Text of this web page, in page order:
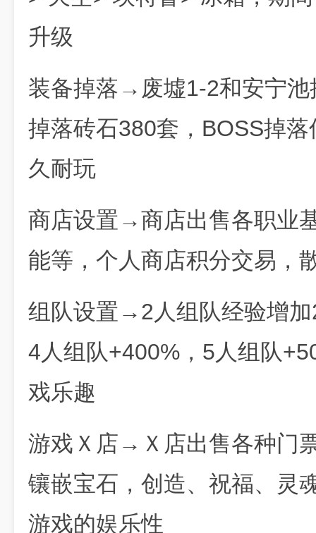
升级
装备掉落→废墟1-2和安宁池
掉落砖石380套，BOSS掉
久耐玩
商店设置→商店出售各职业
能等，个人商店积分交易，
组队设置→2人组队经验增
4人组队+400%，5人组队
戏乐趣
游戏Ｘ店→Ｘ店出售各种门
镶嵌宝石，创造、祝福、灵
游戏的娱乐性